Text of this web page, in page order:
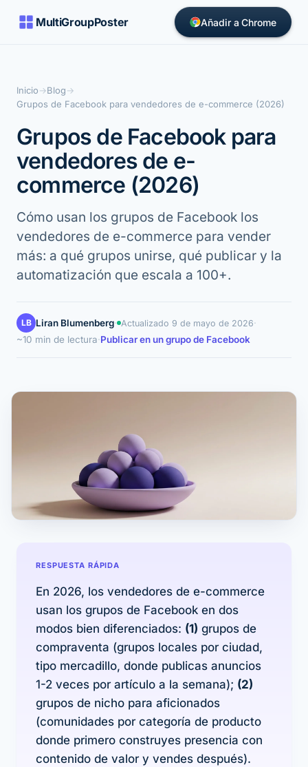
MultiGroupPoster Añadir a Chrome
Inicio→Blog→
Grupos de Facebook para vendedores de e-commerce (2026)
Grupos de Facebook para
vendedores de e-
commerce (2026)
Cómo usan los grupos de Facebook los
vendedores de e-commerce para vender
más: a qué grupos unirse, qué publicar y la
automatización que escala a 100+.
LB Liran Blumenberg· Actualizado 9 de mayo de 2026·
~10 min de lectura·Publicar en un grupo de Facebook
RESPUESTA RÁPIDA
En 2026, los vendedores de e-commerce
usan los grupos de Facebook en dos
modos bien diferenciados: (1) grupos de
compraventa (grupos locales por ciudad,
tipo mercadillo, donde publicas anuncios
1-2 veces por artículo a la semana); (2)
grupos de nicho para aficionados
(comunidades por categoría de producto
donde primero construyes presencia con
contenido de valor y vendes después).